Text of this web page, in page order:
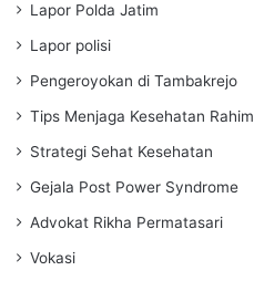
Lapor Polda Jatim
Lapor polisi
Pengeroyokan di Tambakrejo
Tips Menjaga Kesehatan Rahim
Strategi Sehat Kesehatan
Gejala Post Power Syndrome
Advokat Rikha Permatasari
Vokasi